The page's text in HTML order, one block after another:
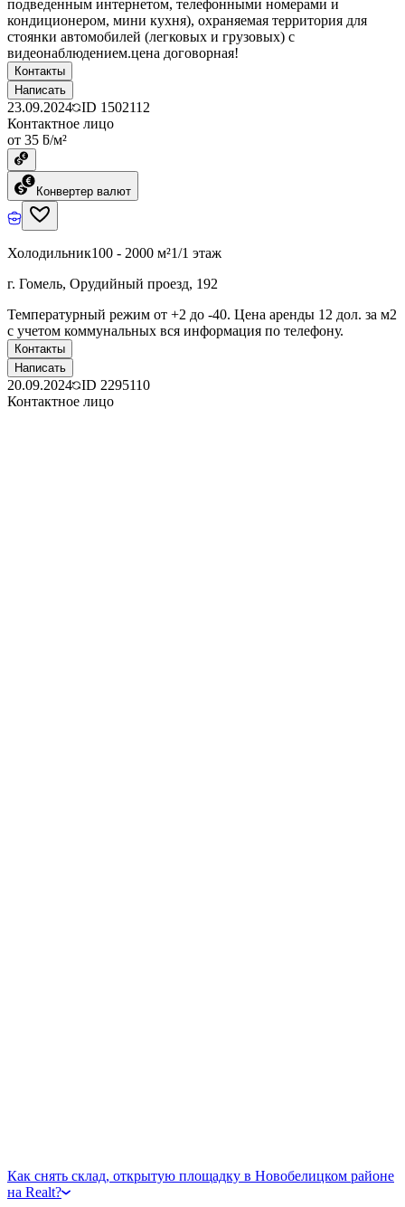
подведенным интернетом, телефонными номерами и
кондиционером, мини кухня), охраняемая территория для
стоянки автомобилей (легковых и грузовых) с
видеонаблюдением.цена договорная!
Контакты
Написать
23.09.2024 ID 1502112
Контактное лицо
от 35 ƃ/м²
Конвертер валют
Холодильник100 - 2000 м²1/1 этаж
г. Гомель, Орудийный проезд, 192
Температурный режим от +2 до -40. Цена аренды 12 дол. за м2
с учетом коммунальных вся информация по телефону.
Контакты
Написать
20.09.2024 ID 2295110
Контактное лицо
Как снять склад, открытую площадку в Новобелицком районе
на Realt?